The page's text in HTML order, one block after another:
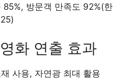
85%, 방문객 만족도 92%(한
화 연출 효과
사용, 자연광 최대 활용